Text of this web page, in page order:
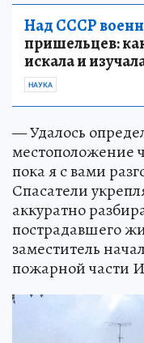
Над СССР
пришельцев:
искала и
НАУКА
— Удалось
местоположение
пока я с вами
Спасатели
аккуратно
пострадавшего
заместитель
пожарной части